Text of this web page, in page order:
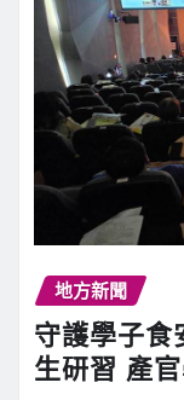
地方新聞
守護學子食
生研習 產